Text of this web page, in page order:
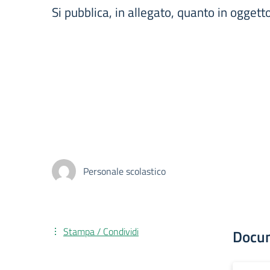
Si pubblica, in allegato, quanto in
Personale scolastico
Stampa / Condividi